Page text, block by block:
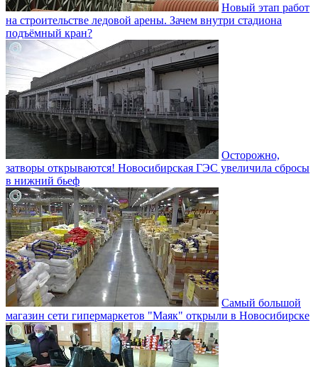
Новый этап работ
на строительстве ледовой арены. Зачем внутри стадиона
подъёмный кран?
Осторожно,
затворы открываются! Новосибирская ГЭС увеличила сбросы
в нижний бьеф
Самый большой
магазин сети гипермаркетов "Маяк" открыли в Новосибирске